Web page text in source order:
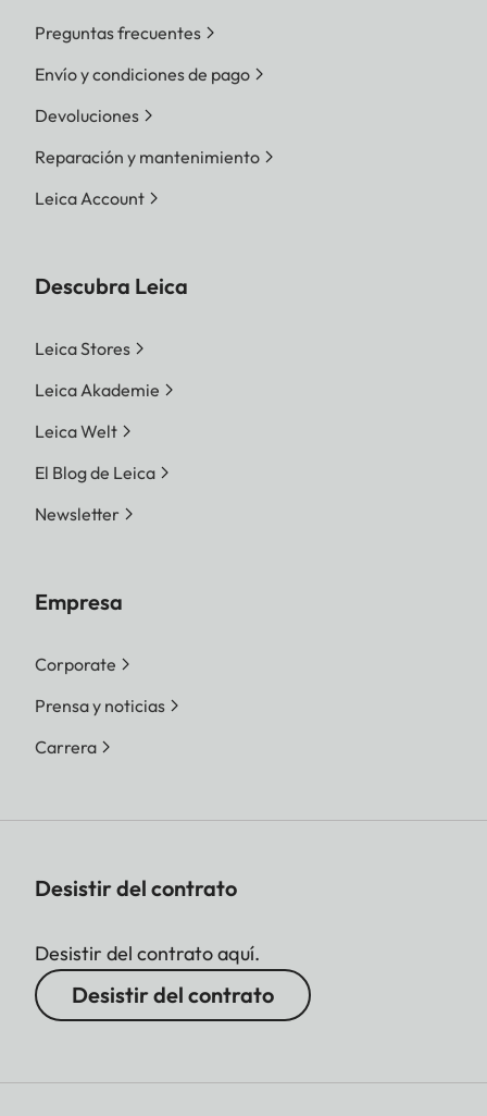
Preguntas frecuentes
Envío y condiciones de pago
Devoluciones
Reparación y mantenimiento
Leica Account
Descubra Leica
Leica Stores
Leica Akademie
Leica Welt
El Blog de Leica
Newsletter
Empresa
Corporate
Prensa y noticias
Carrera
Desistir del contrato
Desistir del contrato aquí.
Desistir del contrato